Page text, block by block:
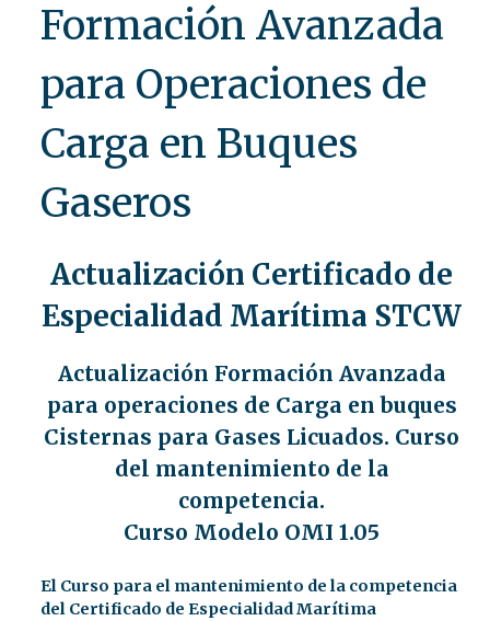
Formación Avanzada
para Operaciones de
Carga en Buques
Gaseros
Actualización Certificado de
Especialidad Marítima STCW
Actualización Formación Avanzada
para operaciones de Carga en buques
Cisternas para Gases Licuados. Curso
del mantenimiento de la
competencia.
Curso Modelo OMI 1.05
El Curso para el mantenimiento de la competencia
del Certificado de Especialidad Marítima